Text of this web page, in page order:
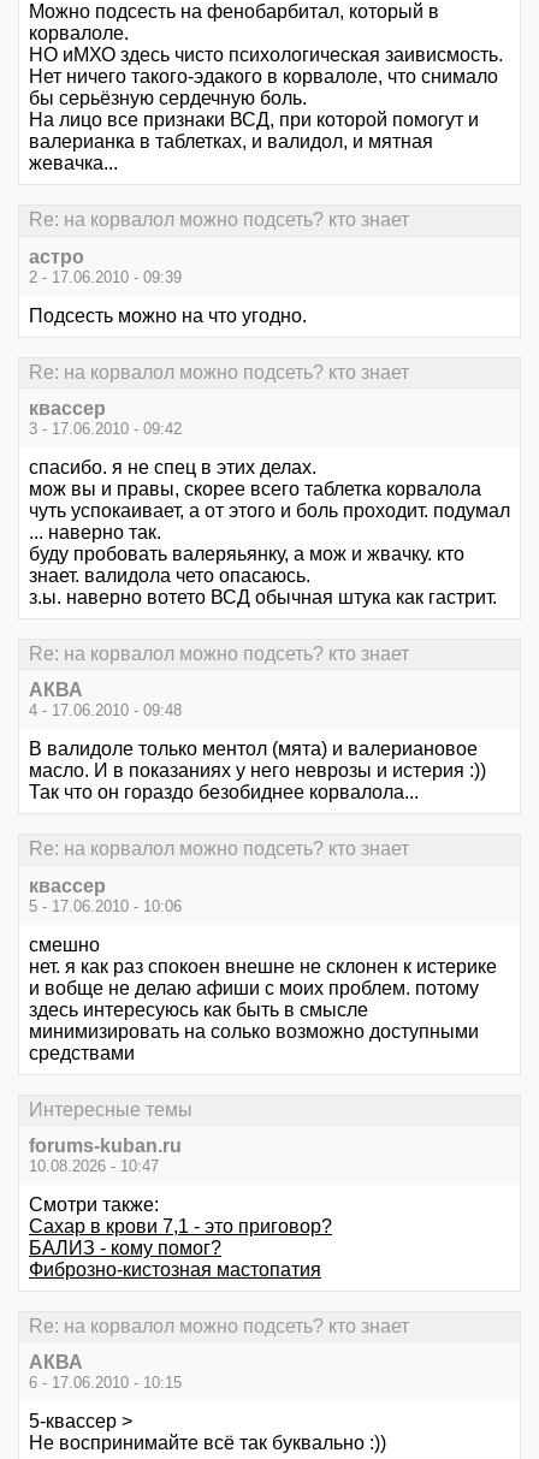
Можно подсесть на фенобарбитал, который в
корвалоле.
НО иМХО здесь чисто психологическая заивисмость.
Нет ничего такого-эдакого в корвалоле, что снимало
бы серьёзную сердечную боль.
На лицо все признаки ВСД, при которой помогут и
валерианка в таблетках, и валидол, и мятная
жевачка...
Re: на корвалол можно подсеть? кто знает
астро
2 - 17.06.2010 - 09:39
Подсесть можно на что угодно.
Re: на корвалол можно подсеть? кто знает
квассер
3 - 17.06.2010 - 09:42
спасибо. я не спец в этих делах.
мож вы и правы, скорее всего таблетка корвалола
чуть успокаивает, а от этого и боль проходит. подумал
... наверно так.
буду пробовать валеряьянку, а мож и жвачку. кто
знает. валидола чето опасаюсь.
з.ы. наверно вотето ВСД обычная штука как гастрит.
Re: на корвалол можно подсеть? кто знает
АКВА
4 - 17.06.2010 - 09:48
В валидоле только ментол (мята) и валериановое
масло. И в показаниях у него неврозы и истерия :))
Так что он гораздо безобиднее корвалола...
Re: на корвалол можно подсеть? кто знает
квассер
5 - 17.06.2010 - 10:06
смешно
нет. я как раз спокоен внешне не склонен к истерике
и вобще не делаю афиши с моих проблем. потому
здесь интересуюсь как быть в смысле
минимизировать на солько возможно доступными
средствами
Интересные темы
forums-kuban.ru
10.08.2026 - 10:47
Смотри также:
Сахар в крови 7,1 - это приговор?
БАЛИЗ - кому помог?
Фиброзно-кистозная мастопатия
Re: на корвалол можно подсеть? кто знает
АКВА
6 - 17.06.2010 - 10:15
5-квассер >
Не воспринимайте всё так буквально :))